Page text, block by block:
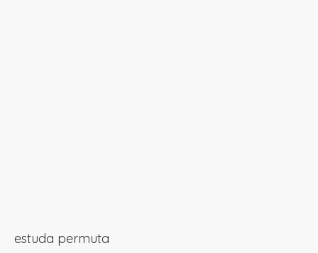
estuda permuta